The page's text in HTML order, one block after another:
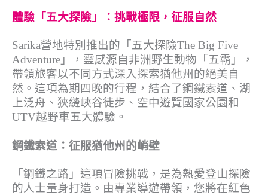
體驗「五大探險」：挑戰極限，征服自然
Sarika營地特別推出的「五大探險The Big Five
Adventure」，靈感源自非洲野生動物「五霸」，
帶領旅客以不同方式深入探索猶他州的絕美自
然。這項為期四晚的行程，結合了鋼鐵索道、湖
上泛舟、狹縫峽谷徒步、空中遊覽國家公園和
UTV越野車五大體驗。
鋼鐵索道：征服猶他州的峭壁
「鋼鐵之路」這項冒險挑戰，是為熱愛登山探險
的人士量身打造。由專業導遊帶領，您將在紅色